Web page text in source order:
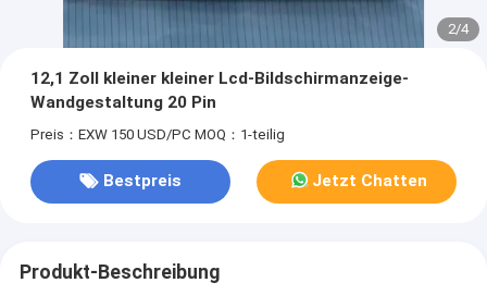
2/4
12,1 Zoll kleiner kleiner Lcd-Bildschirmanzeige-
Wandgestaltung 20 Pin
Preis：EXW 150 USD/PC MOQ：1-teilig
Bestpreis Jetzt Chatten
Produkt-Beschreibung